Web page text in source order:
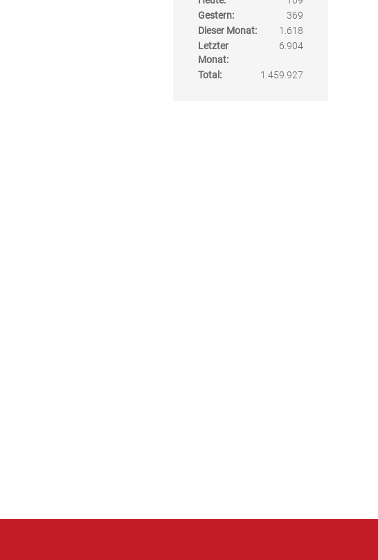
Gestern:
369
Dieser Monat:
1.618
Letzter
Monat:
6.904
Total: 1.459.927